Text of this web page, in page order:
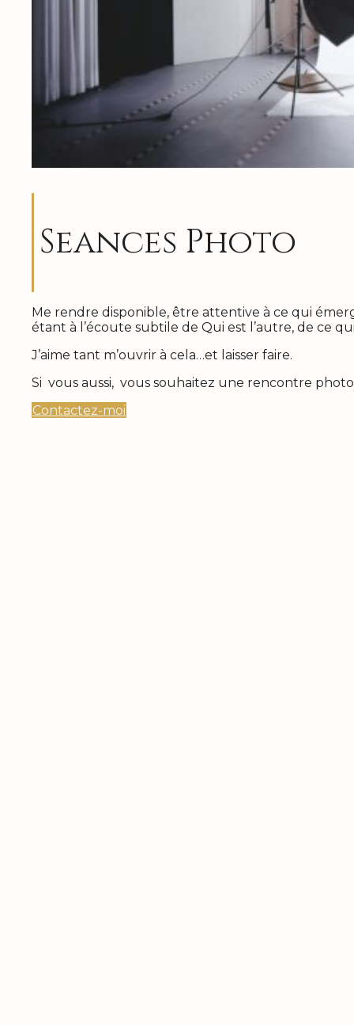
Seances Photo
Me rendre disponible, être attentive à ce qui
étant à l’écoute subtile de Qui est l’autre, de ce
J’aime tant m’ouvrir à cela…et laisser faire.
Si vous aussi, vous souhaitez une rencontre
Contactez-moi